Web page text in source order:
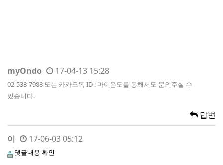
myOndo 17-04-13 15:28
02-538-7988 또는 카카오톡 ID : 마이온도를 통해서도 문의주실 수
있습니다.
답변
이 17-06-03 05:12
댓글내용 확인